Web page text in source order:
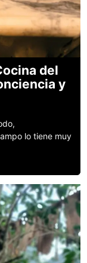
del
y
lo tiene muy